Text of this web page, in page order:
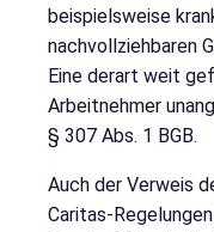
beispielsweise
nachvollziehbaren
Eine derart weit
Arbeitnehmer
§ 307 Abs. 1 BGB.
Auch der Verweis
Caritas-